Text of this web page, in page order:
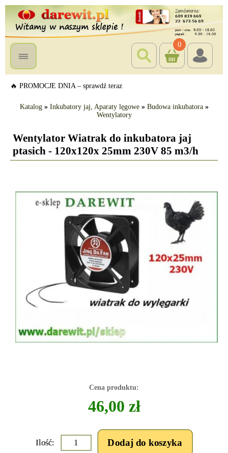
0
🔥 PROMOCJE DNIA – sprawdź teraz
Katalog » Inkubatory jaj, Aparaty lęgowe » Budowa inkubatora »
Wentylatory
Wentylator Wiatrak do inkubatora jaj
ptasich - 120x120x 25mm 230V 85 m3/h
Cena produktu:
46,00 zł
Ilość: